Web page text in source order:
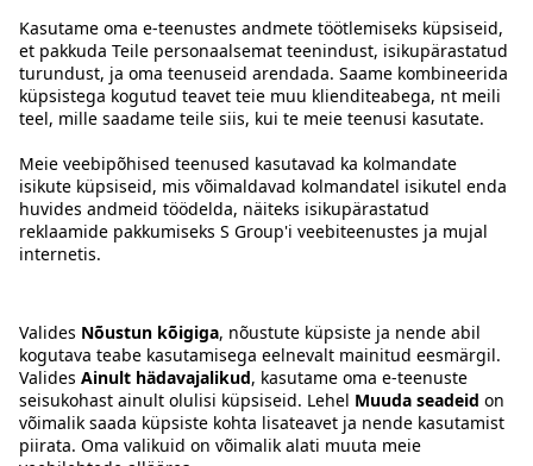
Trüki sõidujuhised siin >>
Võta meiega ühendust
Hotelli kontaktandmed
Anna tagasisidet
Sokos Hotelsi uudiskiri
Telli uudiskiri
Saate igakuiselt e-postiga
viimased eelised ja uudised
Sokos Hotellidest.
Auhinnad ja sertifikaadid